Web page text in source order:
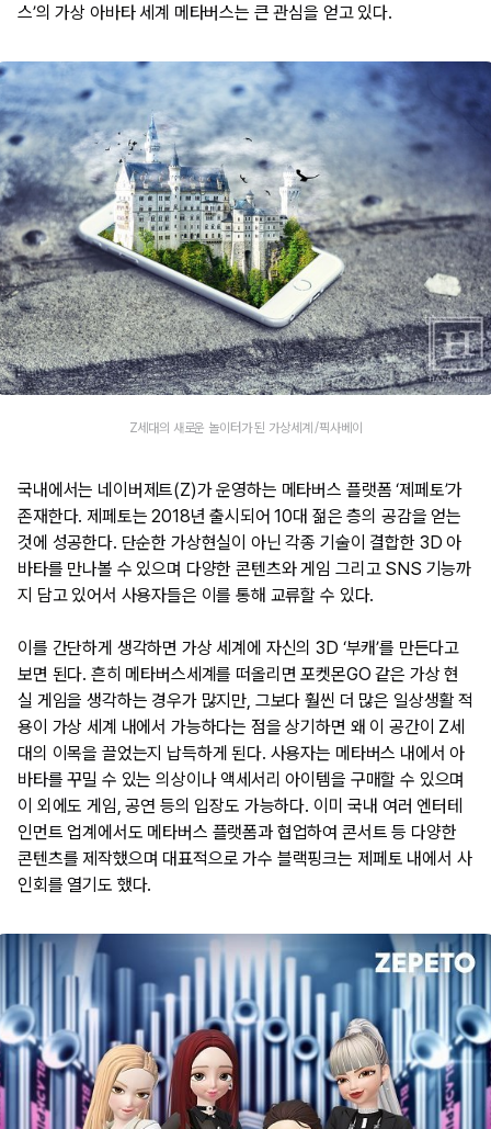
스’의 가상 아바타 세계 메타버스는 큰 관심을 얻고 있다.
Z세대의 새로운 놀이터가 된 가상세계 /픽사베이
국내에서는 네이버제트(Z)가 운영하는 메타버스 플랫폼 ‘제페토’가
존재한다. 제페토는 2018년 출시되어 10대 젊은 층의 공감을 얻는
것에 성공한다. 단순한 가상현실이 아닌 각종 기술이 결합한 3D 아
바타를 만나볼 수 있으며 다양한 콘텐츠와 게임 그리고 SNS 기능까
지 담고 있어서 사용자들은 이를 통해 교류할 수 있다.
이를 간단하게 생각하면 가상 세계에 자신의 3D ‘부캐’를 만든다고
보면 된다. 흔히 메타버스세계를 떠올리면 포켓몬GO 같은 가상 현
실 게임을 생각하는 경우가 많지만, 그보다 훨씬 더 많은 일상생활 적
용이 가상 세계 내에서 가능하다는 점을 상기하면 왜 이 공간이 Z세
대의 이목을 끌었는지 납득하게 된다. 사용자는 메타버스 내에서 아
바타를 꾸밀 수 있는 의상이나 액세서리 아이템을 구매할 수 있으며
이 외에도 게임, 공연 등의 입장도 가능하다. 이미 국내 여러 엔터테
인먼트 업계에서도 메타버스 플랫폼과 협업하여 콘서트 등 다양한
콘텐츠를 제작했으며 대표적으로 가수 블랙핑크는 제페토 내에서 사
인회를 열기도 했다.